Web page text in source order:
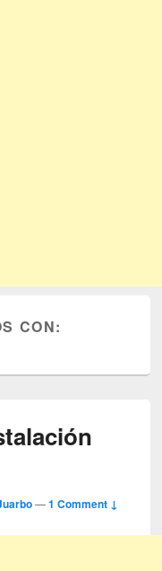
CON:
—1 Comment ↓